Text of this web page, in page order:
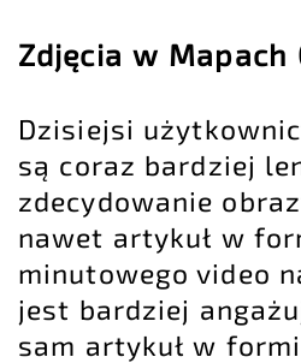
Zdjęcia w Mapach
Dzisiejsi
są coraz bardziej
zdecydowanie
nawet artykuł w
minutowego video
jest bardziej
sam artykuł w